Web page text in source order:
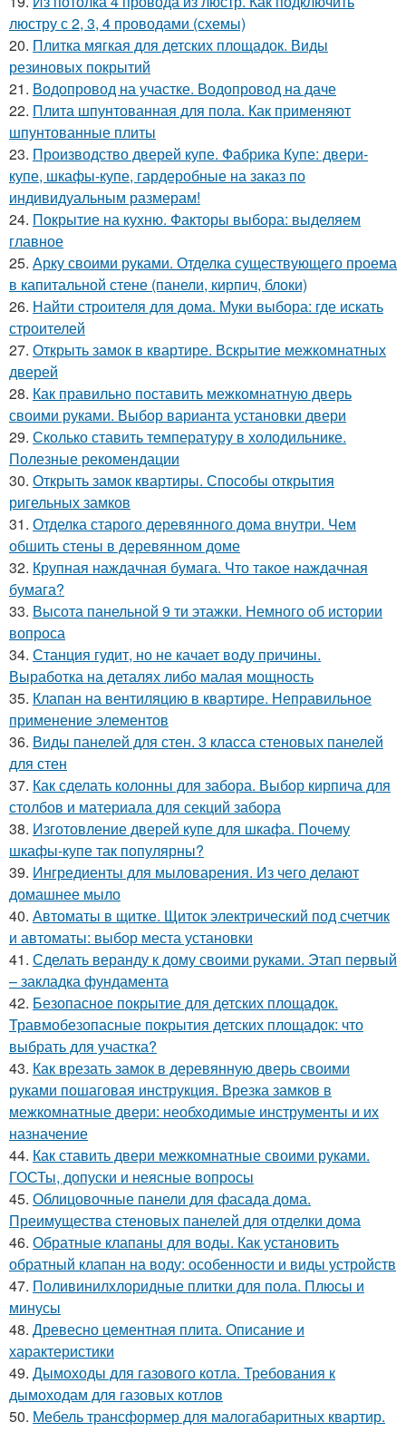
люстру с 2, 3, 4 проводами (схемы)
20. Плитка мягкая для детских площадок. Виды
резиновых покрытий
21. Водопровод на участке. Водопровод на даче
22. Плита шпунтованная для пола. Как применяют
шпунтованные плиты
23. Производство дверей купе. Фабрика Купе: двери-
купе, шкафы-купе, гардеробные на заказ по
индивидуальным размерам!
24. Покрытие на кухню. Факторы выбора: выделяем
главное
25. Арку своими руками. Отделка существующего проема
в капитальной стене (панели, кирпич, блоки)
26. Найти строителя для дома. Муки выбора: где искать
строителей
27. Открыть замок в квартире. Вскрытие межкомнатных
дверей
28. Как правильно поставить межкомнатную дверь
своими руками. Выбор варианта установки двери
29. Сколько ставить температуру в холодильнике.
Полезные рекомендации
30. Открыть замок квартиры. Способы открытия
ригельных замков
31. Отделка старого деревянного дома внутри. Чем
обшить стены в деревянном доме
32. Крупная наждачная бумага. Что такое наждачная
бумага?
33. Высота панельной 9 ти этажки. Немного об истории
вопроса
34. Станция гудит, но не качает воду причины.
Выработка на деталях либо малая мощность
35. Клапан на вентиляцию в квартире. Неправильное
применение элементов
36. Виды панелей для стен. 3 класса стеновых панелей
для стен
37. Как сделать колонны для забора. Выбор кирпича для
столбов и материала для секций забора
38. Изготовление дверей купе для шкафа. Почему
шкафы-купе так популярны?
39. Ингредиенты для мыловарения. Из чего делают
домашнее мыло
40. Автоматы в щитке. Щиток электрический под счетчик
и автоматы: выбор места установки
41. Сделать веранду к дому своими руками. Этап первый
– закладка фундамента
42. Безопасное покрытие для детских площадок.
Травмобезопасные покрытия детских площадок: что
выбрать для участка?
43. Как врезать замок в деревянную дверь своими
руками пошаговая инструкция. Врезка замков в
межкомнатные двери: необходимые инструменты и их
назначение
44. Как ставить двери межкомнатные своими руками.
ГОСТы, допуски и неясные вопросы
45. Облицовочные панели для фасада дома.
Преимущества стеновых панелей для отделки дома
46. Обратные клапаны для воды. Как установить
обратный клапан на воду: особенности и виды устройств
47. Поливинилхлоридные плитки для пола. Плюсы и
минусы
48. Древесно цементная плита. Описание и
характеристики
49. Дымоходы для газового котла. Требования к
дымоходам для газовых котлов
50. Мебель трансформер для малогабаритных квартир.